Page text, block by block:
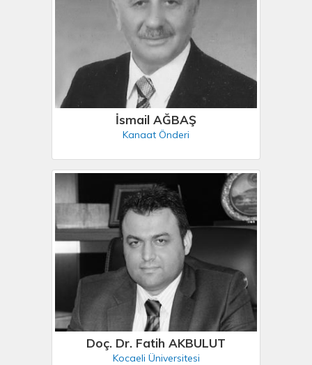
İsmail AĞBAŞ
Kanaat Önderi
Doç. Dr. Fatih AKBULUT
Kocaeli Üniversitesi